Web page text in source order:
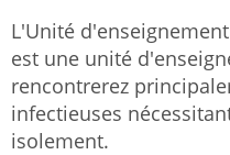
L'Unité
est une unité
rencontrerez
infectieuses
isolement.